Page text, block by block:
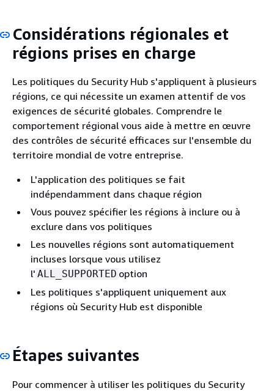
Considérations régionales et
régions prises en charge
Les politiques du Security Hub s'appliquent à plusieurs
régions, ce qui nécessite un examen attentif de vos
exigences de sécurité globales. Comprendre le
comportement régional vous aide à mettre en œuvre
des contrôles de sécurité efficaces sur l'ensemble du
territoire mondial de votre entreprise.
L'application des politiques se fait
indépendamment dans chaque région
Vous pouvez spécifier les régions à inclure ou à
exclure dans vos politiques
Les nouvelles régions sont automatiquement
incluses lorsque vous utilisez
l' ALL_SUPPORTED option
Les politiques s'appliquent uniquement aux
régions où Security Hub est disponible
Étapes suivantes
Pour commencer à utiliser les politiques du Security